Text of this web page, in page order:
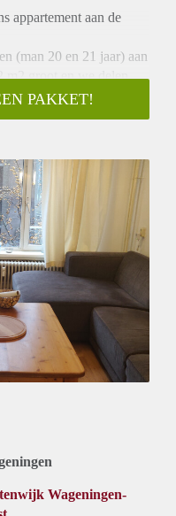
appartement aan de
(man 20 en 21 jaar) aan
m2 groot en we delen
en balkon. Keuken
aanwezig.
PAKKET!
Wageningen-